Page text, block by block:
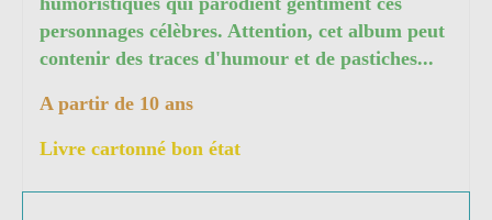
personnages célèbres. Attention, cet album peut
contenir des traces d'humour et de pastiches...
A partir de 10 ans
Livre cartonné bon état